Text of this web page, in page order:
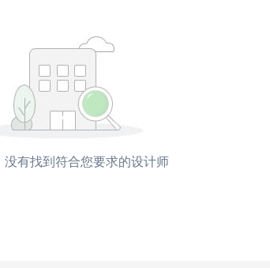
没有找到符合您要求的设计师